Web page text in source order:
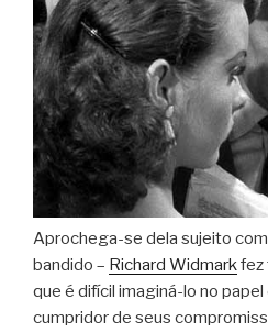
Aprochega-se dela sujeito
bandido – Richard Widmarkfez
que é difícil imaginá-lo no
cumpridor de seus